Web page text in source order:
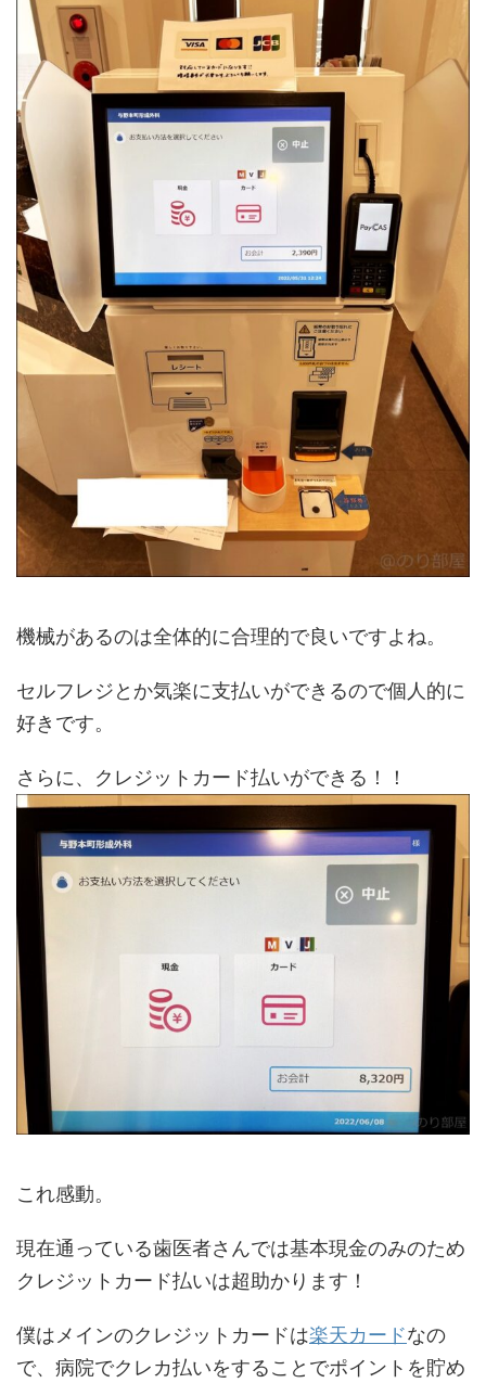
機械があるのは全体的に合理的で良いですよね。
セルフレジとか気楽に支払いができるので個人的に
好きです。
さらに、クレジットカード払いができる！！
これ感動。
現在通っている歯医者さんでは基本現金のみのため
クレジットカード払いは超助かります！
僕はメインのクレジットカードは楽天カードなの
で、病院でクレカ払いをすることでポイントを貯め